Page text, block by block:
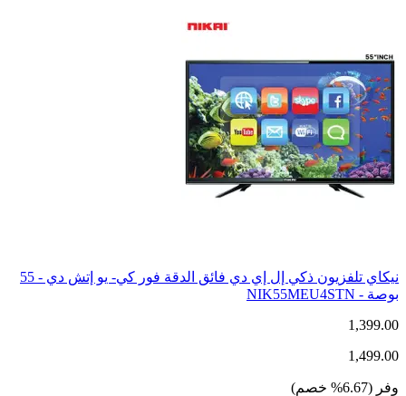
نيكاي تلفزيون ذكي إل إي دي فائق الدقة فور كي- يو إتش دي - 55
بوصة - NIK55MEU4STN
1,399.00
1,499.00
وفر (
6.67
% خصم)